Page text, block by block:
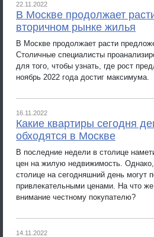
22.11.2022
В Москве продолжает
вторичном рынке жилья
В Москве продолжает расти
Столичные специалисты
для того, чтобы узнать, где рост
ноябрь 2022 года достиг максимума.
16.11.2022
Какие квартиры сегодня
обходятся в Москве
В последние недели в столице
цен на жилую недвижимость.
столице на сегодняшний день могут
привлекательными ценами. На что
внимание честному покупателю?
14.11.2022